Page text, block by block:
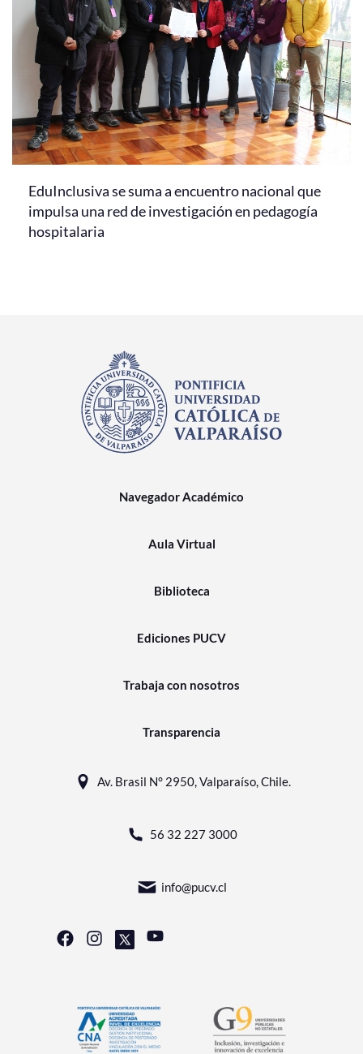
EduInclusiva se suma a encuentro nacional que
impulsa una red de investigación en pedagogía
hospitalaria
Navegador Académico
Aula Virtual
Biblioteca
Ediciones PUCV
Trabaja con nosotros
Transparencia
Av. Brasil N° 2950, Valparaíso, Chile.
56 32 227 3000
info@pucv.cl